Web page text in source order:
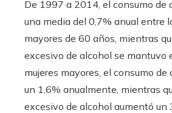
De 1997 a 2014, el consumo de
una media del 0,7% anual entre
mayores de 60 años, mientras
excesivo de alcohol se mantuvo
mujeres mayores, el consumo
un 1,6% anualmente, mientras
excesivo de alcohol aumentó un